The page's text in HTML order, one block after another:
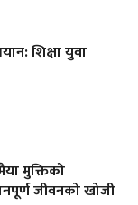
शिक्षा युवा
मुक्तिको
जीवनको खोजी